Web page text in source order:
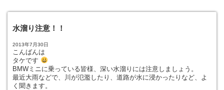
水溜り注意！！
2013年7月30日
こんばんは
タケです
BMWミニに乗っている皆様、深い水溜りには注意しましょう。
最近大雨などで、川が氾濫したり、道路が水に浸かったりなど、よ
く聞きます。